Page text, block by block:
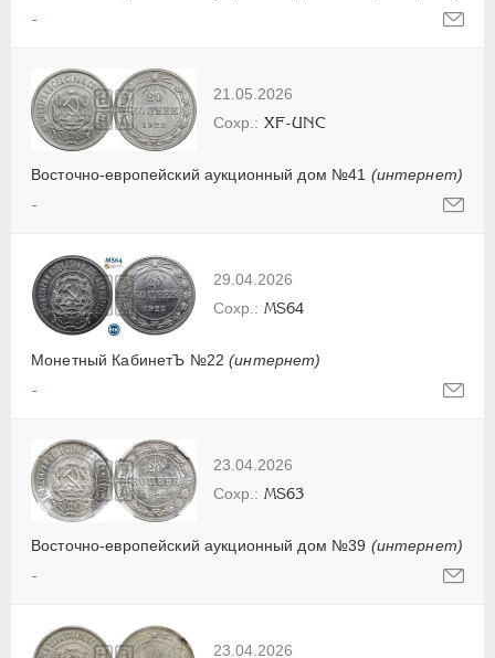
-
21.05.2026
Восточно-европейский аукционный дом №41 (интернет)
XF-UNC
-
29.04.2026
Монетный КабинетЪ №22(интернет)
MS64
-
23.04.2026
Восточно-европейский аукционный дом №39 (интернет)
MS63
-
23.04.2026